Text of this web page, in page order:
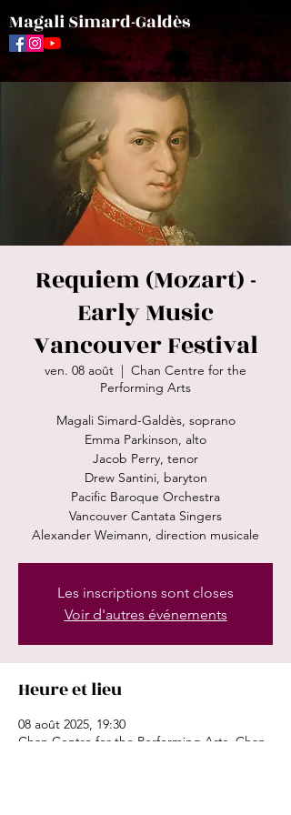
Magali Simard-Galdès
Requiem (Mozart) -
Early Music
Vancouver Festival
ven. 08 août
  |
Chan Centre for the
Performing Arts
Magali Simard-Galdès, soprano
Emma Parkinson, alto
Jacob Perry, tenor
Drew Santini, baryton
Pacific Baroque Orchestra
Vancouver Cantata Singers
Alexander Weimann, direction musicale
Les inscriptions sont closes
Voir d'autres événements
Heure et lieu
08 août 2025, 19:30
Chan Centre for the Performing Arts, Chan